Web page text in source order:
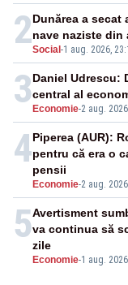
2Social-1 aug. 2026,
Dunărea a
nave naziste din
3Economie-2 aug.
Daniel Udrescu:
central al
4
Economie-2 aug.
Piperea (AUR):
pentru că era o
pensii
5
Economie-1 aug.
Avertisment
va continua să
zile